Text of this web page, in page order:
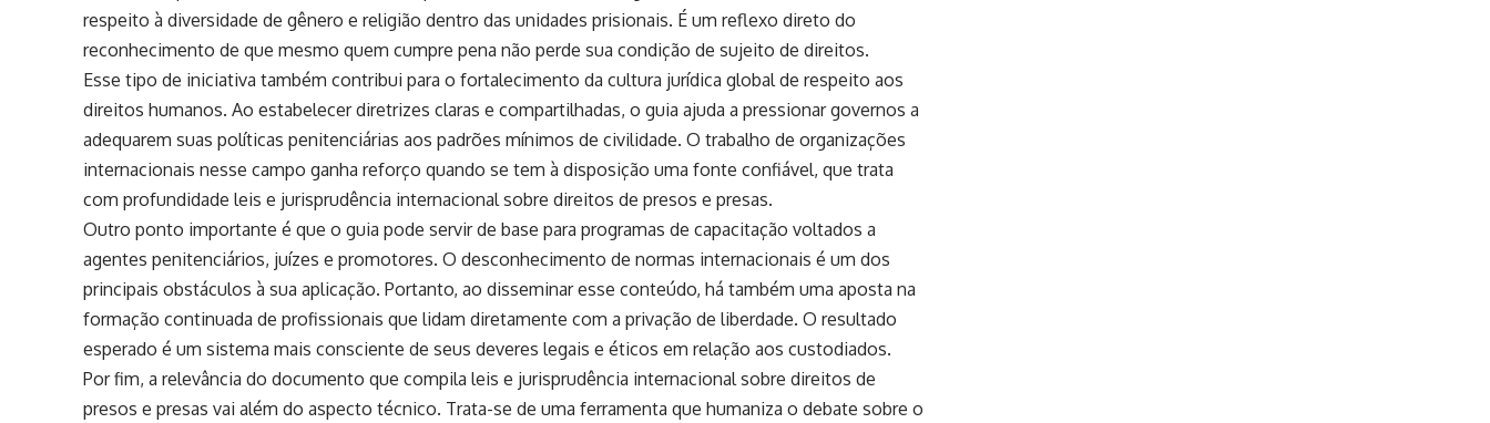
respeito à diversidade de gênero e religião dentro das unidades prisionais. É um reflexo direto do
reconhecimento de que mesmo quem cumpre pena não perde sua condição de sujeito de direitos.
Esse tipo de iniciativa também contribui para o fortalecimento da cultura jurídica global de respeito aos
direitos humanos. Ao estabelecer diretrizes claras e compartilhadas, o guia ajuda a pressionar governos a
adequarem suas políticas penitenciárias aos padrões mínimos de civilidade. O trabalho de organizações
internacionais nesse campo ganha reforço quando se tem à disposição uma fonte confiável, que trata
com profundidade leis e jurisprudência internacional sobre direitos de presos e presas.
Outro ponto importante é que o guia pode servir de base para programas de capacitação voltados a
agentes penitenciários, juízes e promotores. O desconhecimento de normas internacionais é um dos
principais obstáculos à sua aplicação. Portanto, ao disseminar esse conteúdo, há também uma aposta na
formação continuada de profissionais que lidam diretamente com a privação de liberdade. O resultado
esperado é um sistema mais consciente de seus deveres legais e éticos em relação aos custodiados.
Por fim, a relevância do documento que compila leis e jurisprudência internacional sobre direitos de
presos e presas vai além do aspecto técnico. Trata-se de uma ferramenta que humaniza o debate sobre o